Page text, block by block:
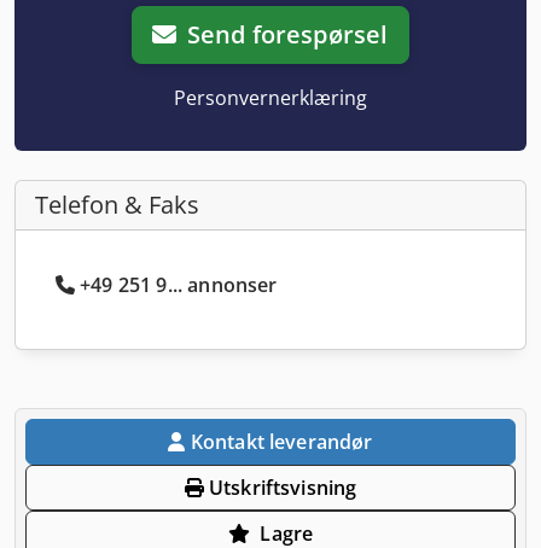
Send forespørsel
Personvernerklæring
Telefon & Faks
+49 251 9... annonser
Kontakt leverandør
Utskriftsvisning
Lagre